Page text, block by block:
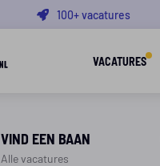
100+ vacatures
VACATURES
VIND EEN BAAN
Alle vacatures